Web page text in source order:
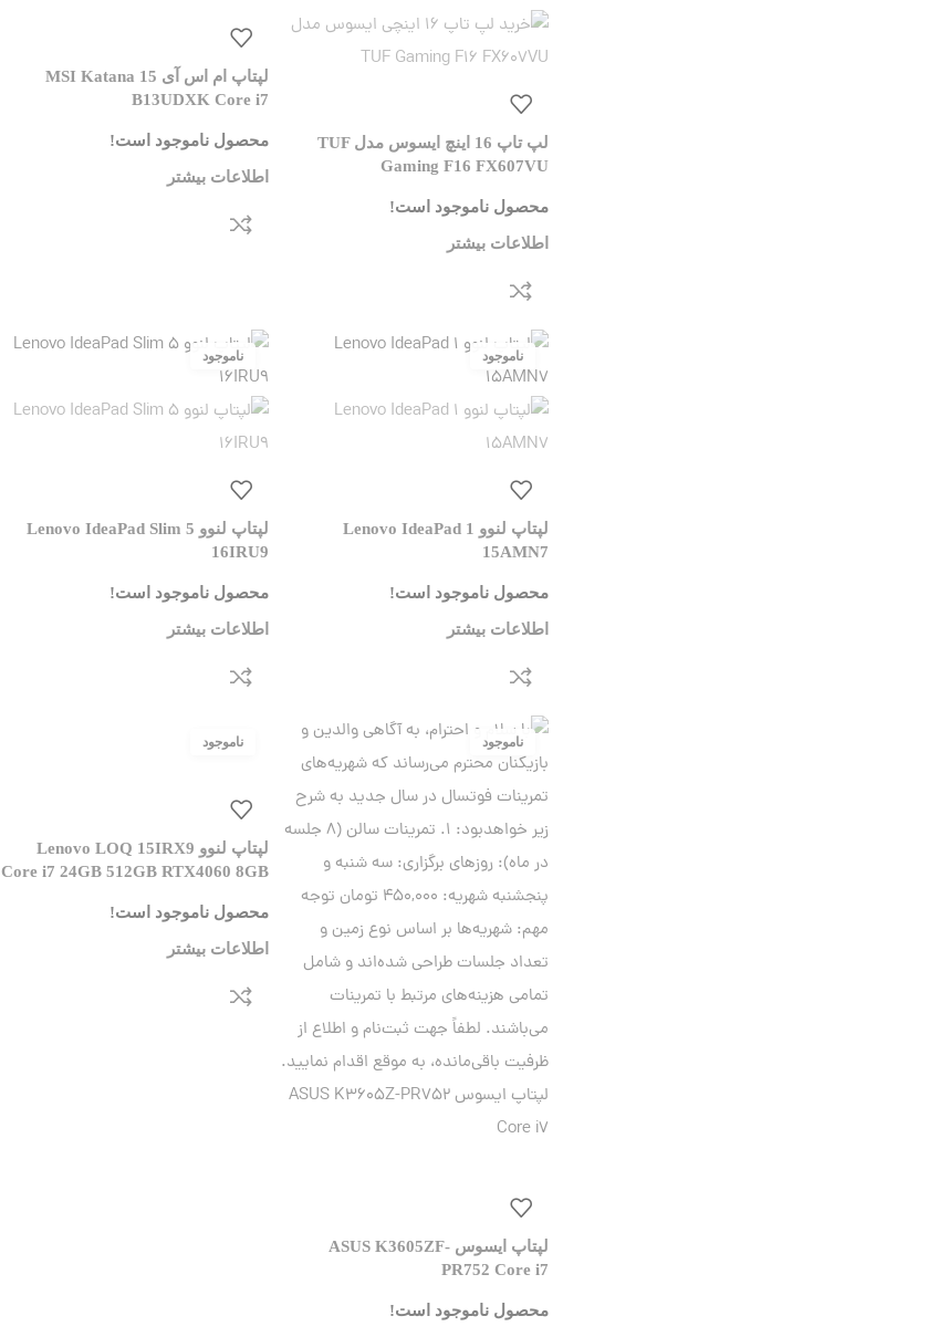
لپ تاپ 16 اینچ ایسوس مدل TUF
Gaming F16 FX607VU
محصول ناموجود است!
اطلاعات بیشتر
لپتاپ ام اس آی MSI Katana 15
B13UDXK Core i7
محصول ناموجود است!
اطلاعات بیشتر
لپتاپ لنوو Lenovo IdeaPad 1
15AMN7
محصول ناموجود است!
اطلاعات بیشتر
لپتاپ لنوو Lenovo IdeaPad Slim 5
16IRU9
محصول ناموجود است!
اطلاعات بیشتر
لپتاپ ایسوس ASUS K3605ZF-
PR752 Core i7
محصول ناموجود است!
لپتاپ لنوو Lenovo LOQ 15IRX9
Core i7 24GB 512GB RTX4060 8GB
محصول ناموجود است!
اطلاعات بیشتر